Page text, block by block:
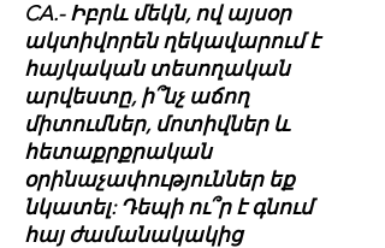
CA.- Իբրև մեկն, ով այսօր
ակտիվորեն ղեկավարում է
հայկական տեսողական
արվեստը, ի՞նչ աճող
միտումներ, մոտիվներ և
հետաքրքրական
օրինաչափություններ եք
նկատել: Դեպի ու՞ր է գնում
հայ ժամանակակից